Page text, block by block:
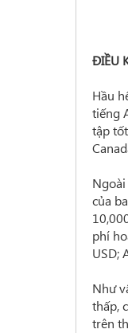
ĐIỀU
Hầu
tiếng
tập
của
phí
USD;
Như
thấp,
trên